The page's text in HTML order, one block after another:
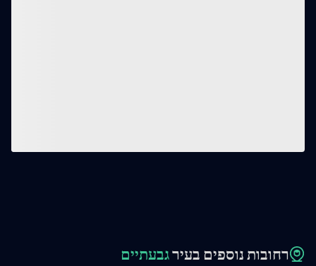
רחובות נוספים בעירגבעתיים